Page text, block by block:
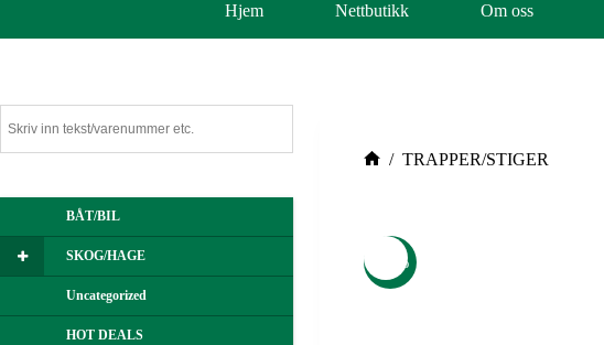
Hjem Nettbutikk Om oss
/ TRAPPER/STIGER
-24%
BÅT/BIL
SKOG/HAGE
Uncategorized
HOT DEALS